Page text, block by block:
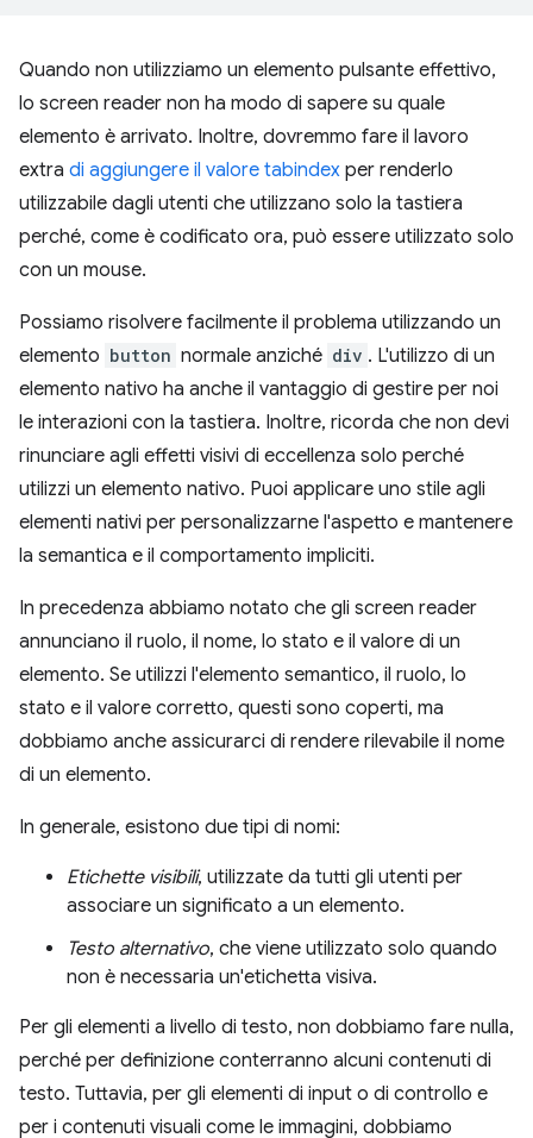
Quando non utilizziamo un elemento pulsante effettivo,
lo screen reader non ha modo di sapere su quale
elemento è arrivato. Inoltre, dovremmo fare il lavoro
extra di aggiungere il valore tabindex per renderlo
utilizzabile dagli utenti che utilizzano solo la tastiera
perché, come è codificato ora, può essere utilizzato solo
con un mouse.
Possiamo risolvere facilmente il problema utilizzando un
elemento button normale anziché div . L'utilizzo di un
elemento nativo ha anche il vantaggio di gestire per noi
le interazioni con la tastiera. Inoltre, ricorda che non devi
rinunciare agli effetti visivi di eccellenza solo perché
utilizzi un elemento nativo. Puoi applicare uno stile agli
elementi nativi per personalizzarne l'aspetto e mantenere
la semantica e il comportamento impliciti.
In precedenza abbiamo notato che gli screen reader
annunciano il ruolo, il nome, lo stato e il valore di un
elemento. Se utilizzi l'elemento semantico, il ruolo, lo
stato e il valore corretto, questi sono coperti, ma
dobbiamo anche assicurarci di rendere rilevabile il nome
di un elemento.
In generale, esistono due tipi di nomi:
Etichette visibili, utilizzate da tutti gli utenti per
associare un significato a un elemento.
Testo alternativo, che viene utilizzato solo quando
non è necessaria un'etichetta visiva.
Per gli elementi a livello di testo, non dobbiamo fare nulla,
perché per definizione conterranno alcuni contenuti di
testo. Tuttavia, per gli elementi di input o di controllo e
per i contenuti visuali come le immagini, dobbiamo